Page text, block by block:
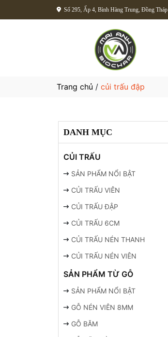
Số 295, Ấp 4, Bình Hàng Trung, Đồng Tháp
Trang chủ / củi trấu đập
DANH MỤC
CỦI TRẤU
SẢN PHẨM NỔI BẬT
CỦI TRẤU VIÊN
CỦI TRẤU ĐẬP
CỦI TRẤU 6CM
CỦI TRẤU NÉN THANH
CỦI TRẤU NÉN VIÊN
SẢN PHẨM TỪ GỖ
SẢN PHẨM NỔI BẬT
GỖ NÉN VIÊN 8MM
GỖ BĂM